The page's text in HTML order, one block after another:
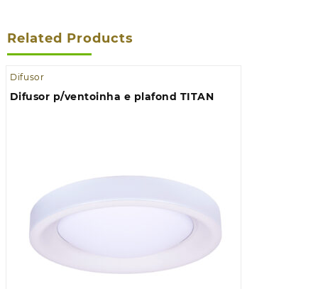
Related Products
Difusor
Difusor p/ventoinha e plafond TITAN